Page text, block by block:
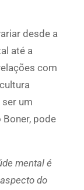
desde a
até a
com
um
pode
mental é
do